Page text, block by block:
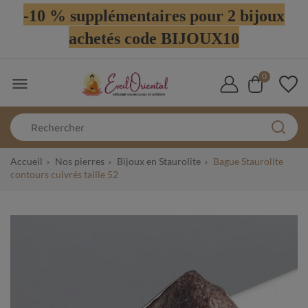
-10 % supplémentaires pour 2 bijoux
achetés code BIJOUX10
 0
Accueil Nos pierres Bijoux en Staurolite
Bague Staurolite
contours cuivrés taille 52